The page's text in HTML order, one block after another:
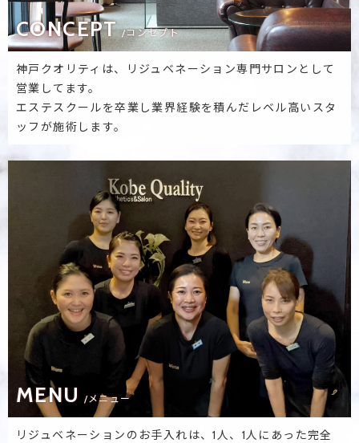
CONCEPT /コンセプト
神戸クオリティは、リジュベネーション専門サロンとして
営業してます。
エステスクールを卒業し業界経験を積んだレベル高いスタ
ッフが施術します。
MENU /メニュー
リジュベネーションのお手入れは、1人、1人にあった完全